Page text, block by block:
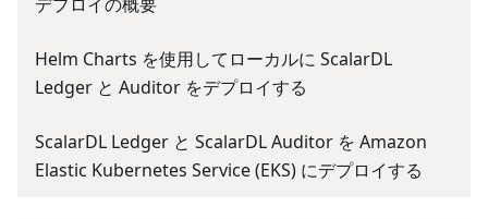
Helm Charts を使用してローカルに ScalarDL
Ledger と Auditor をデプロイする
ScalarDL Ledger と ScalarDL Auditor を Amazon
Elastic Kubernetes Service (EKS) にデプロイする